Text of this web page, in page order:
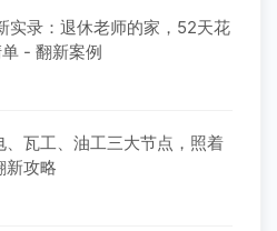
实录：退休老师的家，52天花
- 翻新案例
瓦工、油工三大节点，照着
新攻略